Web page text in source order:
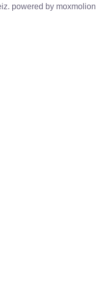
powered by moxmolion